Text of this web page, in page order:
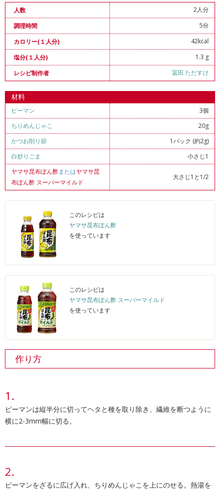
人数
2人分
調理時間
5分
カロリー(１人分)
42kcal
塩分(１人分)
1.3 g
レシピ制作者
冨田 ただすけ
材料
ピーマン
3個
ちりめんじゃこ
20g
かつお削り節
1パック (約2g)
白炒りごま
小さじ1
ヤマサ昆布ぽん酢またはヤマサ昆
布ぽん酢 スーパーマイルド
大さじ1と1/2
このレシピは
ヤマサ昆布ぽん酢
を使っています
このレシピは
ヤマサ昆布ぽん酢 スーパーマイルド
を使っています
作り方
ピーマンは縦半分に切ってヘタと種を取り除き、繊維を断つように
横に2-3mm幅に切る。
ピーマンをざるに広げ入れ、ちりめんじゃこを上にのせる。熱湯を